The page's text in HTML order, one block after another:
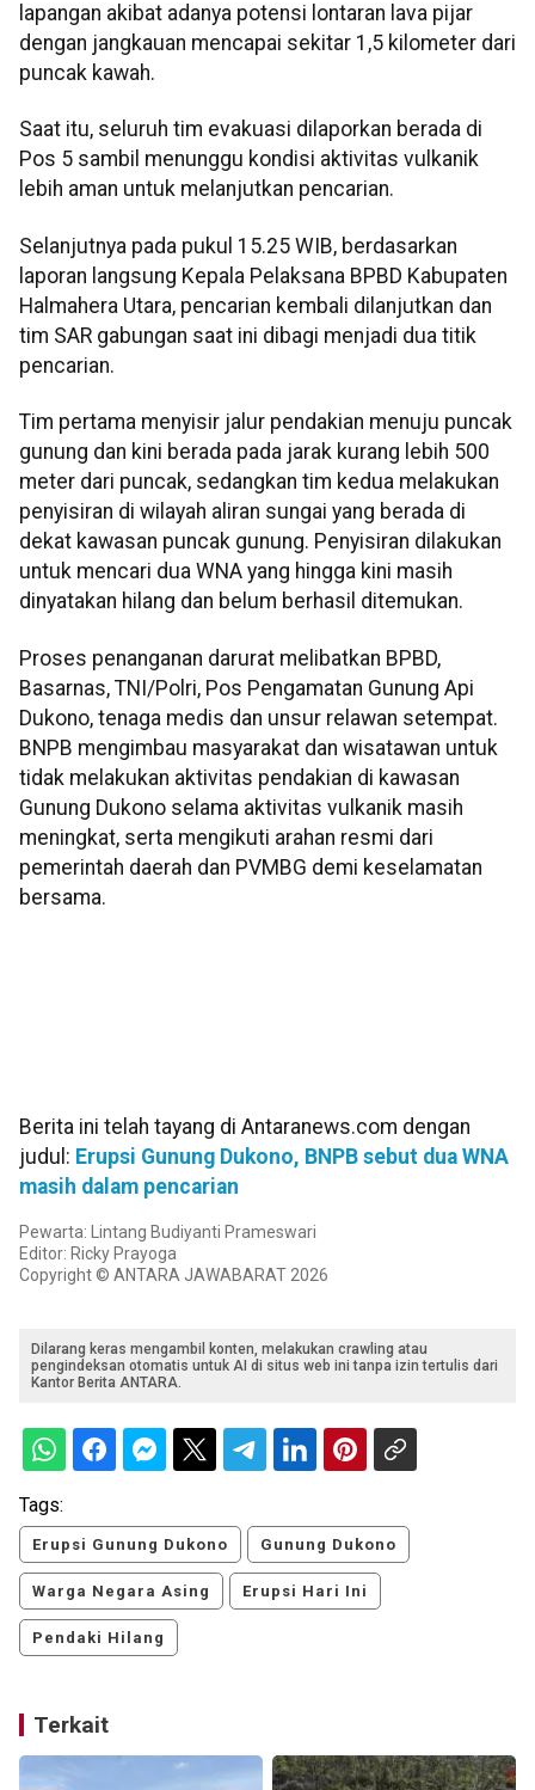
lapangan akibat adanya potensi lontaran lava pijar
dengan jangkauan mencapai sekitar 1,5 kilometer dari
puncak kawah.
Saat itu, seluruh tim evakuasi dilaporkan berada di
Pos 5 sambil menunggu kondisi aktivitas vulkanik
lebih aman untuk melanjutkan pencarian.
Selanjutnya pada pukul 15.25 WIB, berdasarkan
laporan langsung Kepala Pelaksana BPBD Kabupaten
Halmahera Utara, pencarian kembali dilanjutkan dan
tim SAR gabungan saat ini dibagi menjadi dua titik
pencarian.
Tim pertama menyisir jalur pendakian menuju puncak
gunung dan kini berada pada jarak kurang lebih 500
meter dari puncak, sedangkan tim kedua melakukan
penyisiran di wilayah aliran sungai yang berada di
dekat kawasan puncak gunung. Penyisiran dilakukan
untuk mencari dua WNA yang hingga kini masih
dinyatakan hilang dan belum berhasil ditemukan.
Proses penanganan darurat melibatkan BPBD,
Basarnas, TNI/Polri, Pos Pengamatan Gunung Api
Dukono, tenaga medis dan unsur relawan setempat.
BNPB mengimbau masyarakat dan wisatawan untuk
tidak melakukan aktivitas pendakian di kawasan
Gunung Dukono selama aktivitas vulkanik masih
meningkat, serta mengikuti arahan resmi dari
pemerintah daerah dan PVMBG demi keselamatan
bersama.
Berita ini telah tayang di Antaranews.com dengan
judul: Erupsi Gunung Dukono, BNPB sebut dua WNA
masih dalam pencarian
Pewarta: Lintang Budiyanti Prameswari
Editor: Ricky Prayoga
Copyright © ANTARA JAWABARAT 2026
Dilarang keras mengambil konten, melakukan crawling atau
pengindeksan otomatis untuk AI di situs web ini tanpa izin tertulis dari
Kantor Berita ANTARA.
Tags:
Erupsi Gunung Dukono Gunung Dukono
Warga Negara Asing Erupsi Hari Ini
Pendaki Hilang
Terkait